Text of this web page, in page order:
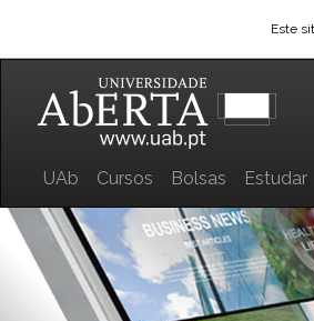
Este
UAb Cursos Bolsas Estudar